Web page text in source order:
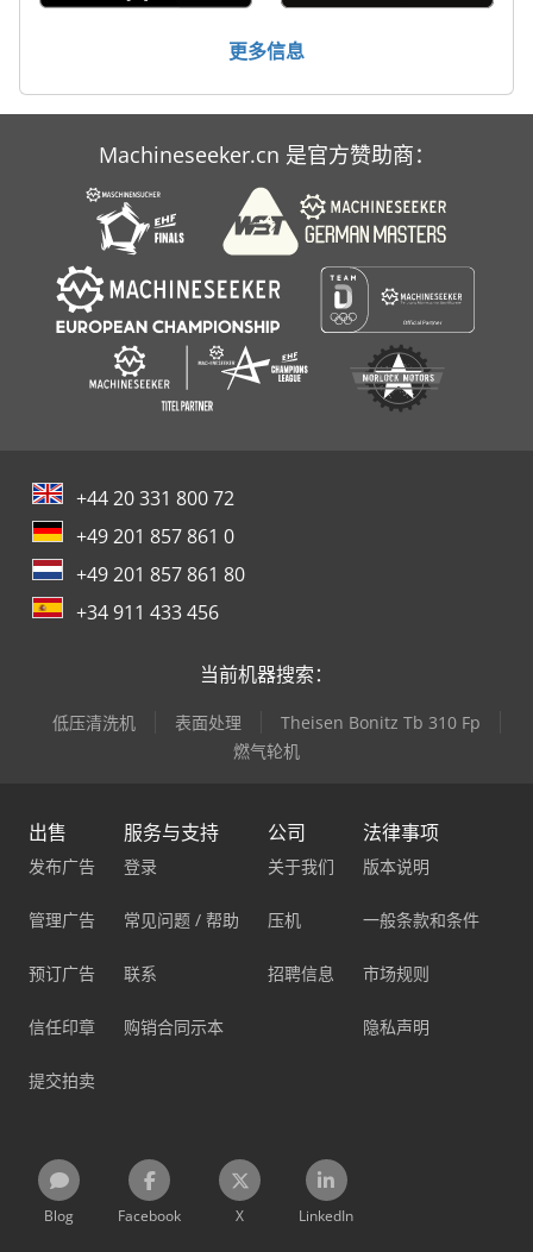
更多信息
Machineseeker.cn 是官方赞助商：
+44 20 331 800 72
+49 201 857 861 0
+49 201 857 861 80
+34 911 433 456
当前机器搜索：
低压清洗机 表面处理
Theisen Bonitz Tb 310 Fp
燃气轮机
出售
发布广告
管理广告
预订广告
信任印章
提交拍卖
服务与支持
登录
常见问题 / 帮助
联系
购销合同示本
公司
关于我们
压机
招聘信息
法律事项
版本说明
一般条款和条件
市场规则
隐私声明
Blog Facebook X LinkedIn